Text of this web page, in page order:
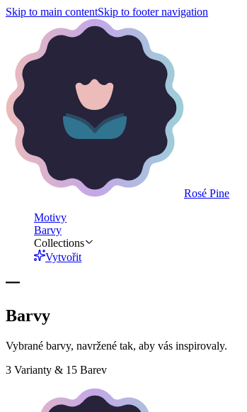
Skip to main contentSkip to footer navigation
Rosé Pine
Motivy
Barvy
Collections
Vytvořit
Barvy
Vybrané barvy, navržené tak, aby vás inspirovaly.
3 Varianty & 15 Barev